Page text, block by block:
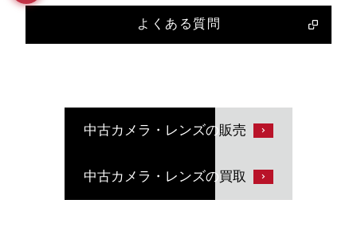
よくある質問
中古カメラ・レンズの販売
中古カメラ・レンズの買取